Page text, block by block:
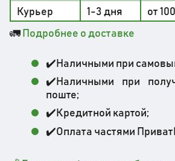
Курьер
1-3 дня
от
🚛Подробнее о доставке
✔️Наличными при
✔️Наличными при
поште;
✔️Кредитной картой;
✔️Оплата частями